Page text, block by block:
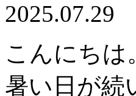
2025.07.29
こんにちは
暑い日が続